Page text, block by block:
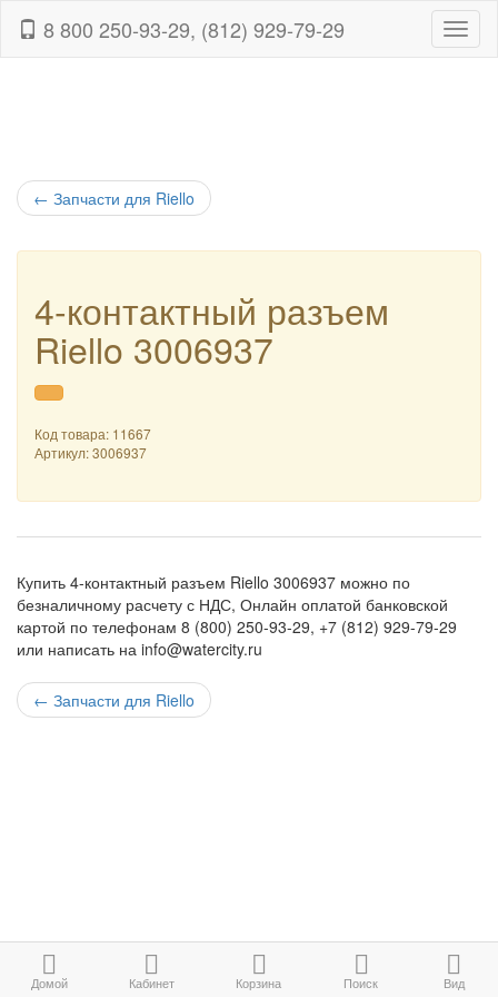
8 800 250-93-29, (812) 929-79-29
← Запчасти для Riello
4-контактный разъем
Riello 3006937
Код товара: 11667
Артикул:3006937
Купить 4-контактный разъем Riello 3006937 можно по
безналичному расчету с НДС, Онлайн оплатой банковской
картой по телефонам 8 (800) 250-93-29, +7 (812) 929-79-29
или написать на info@watercity.ru
← Запчасти для Riello
Домой Кабинет Корзина Поиск Вид